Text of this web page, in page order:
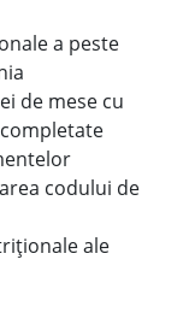
a peste
de mese cu
codului de
ale